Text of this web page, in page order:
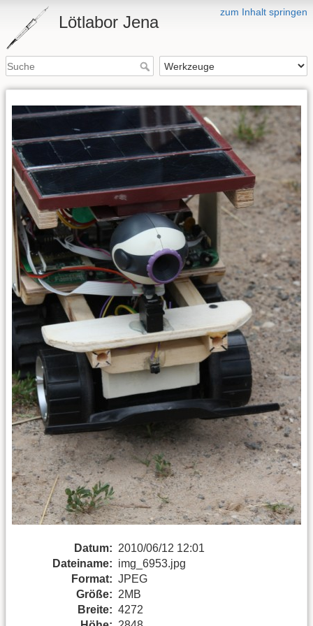
zum Inhalt springen
Lötlabor Jena
Datum: 2010/06/12 12:01
Dateiname: img_6953.jpg
Format: JPEG
Größe: 2MB
Breite: 4272